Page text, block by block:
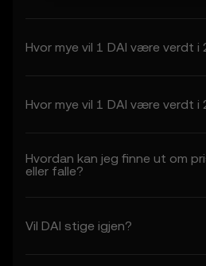
Hvor mye vil 1 DAI være verdt i
Hvor mye vil 1 DAI være verdt i
Hvordan kan jeg finne ut om
eller falle?
Vil DAI stige igjen?
bindende avtale mellom
«din») og OKX («vi» eller
1.2 Ved å få tilgang til eller
• du har lest, forstått og
vilkårene, OKX sin